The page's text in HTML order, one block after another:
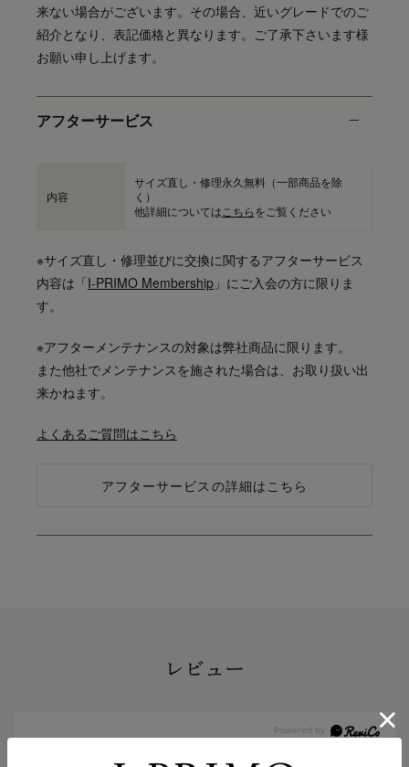
来ない場合がございます。その場合、近いグレードでのご
紹介となり、表記価格と異なります。ご了承下さいます様
お願い申し上げます。
アフターサービス
内容
サイズ直し・修理永久無料（一部商品を除
く）
他詳細については こちらをご覧ください
※サイズ直し・修理並びに交換に関するアフターサービス
内容は「I-PRIMO Membership 」にご入会の方に限りま
す。
※アフターメンテナンスの対象は弊社商品に限ります。
また他社でメンテナンスを施された場合は、お取り扱い出
来かねます。
よくあるご質問はこちら
アフターサービスの詳細はこちら
レビュー